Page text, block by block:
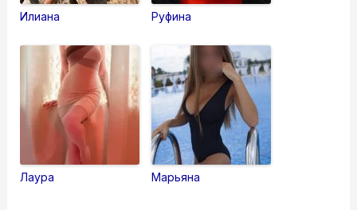
Илиана Руфина
Лаура Марьяна